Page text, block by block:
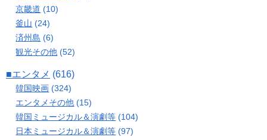
京畿道 (10)
釜山 (24)
済州島 (6)
観光その他 (52)
■エンタメ (616)
韓国映画 (324)
エンタメその他 (15)
韓国ミュージカル＆演劇等 (104)
日本ミュージカル＆演劇等 (97)